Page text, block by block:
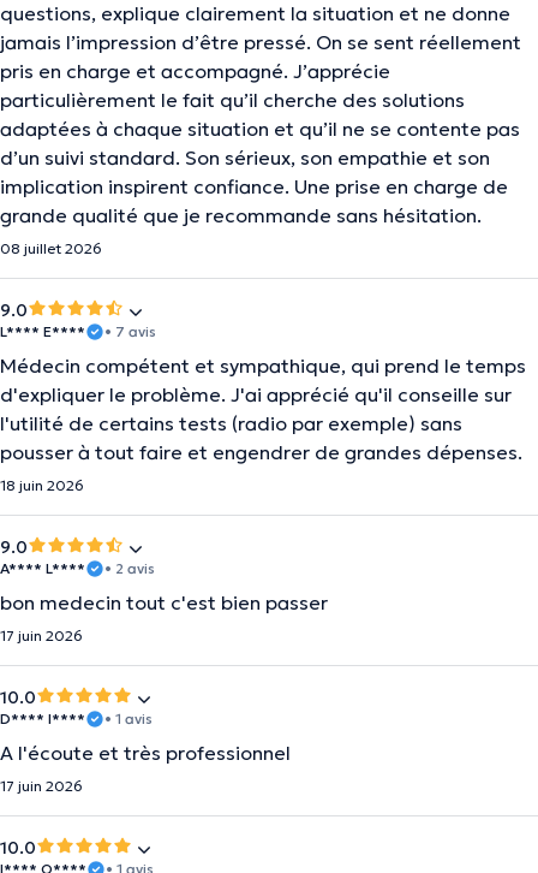
questions, explique clairement la situation et ne donne
jamais l’impression d’être pressé. On se sent réellement
pris en charge et accompagné. J’apprécie
particulièrement le fait qu’il cherche des solutions
adaptées à chaque situation et qu’il ne se contente pas
d’un suivi standard. Son sérieux, son empathie et son
implication inspirent confiance. Une prise en charge de
grande qualité que je recommande sans hésitation.
08 juillet 2026
9.0
L**** E**** • 7 avis
Médecin compétent et sympathique, qui prend le temps
d'expliquer le problème. J'ai apprécié qu'il conseille sur
l'utilité de certains tests (radio par exemple) sans
pousser à tout faire et engendrer de grandes dépenses.
18 juin 2026
9.0
A**** L**** • 2 avis
bon medecin tout c'est bien passer
17 juin 2026
10.0
D**** I**** • 1 avis
A l'écoute et très professionnel
17 juin 2026
10.0
I**** O**** • 1 avis